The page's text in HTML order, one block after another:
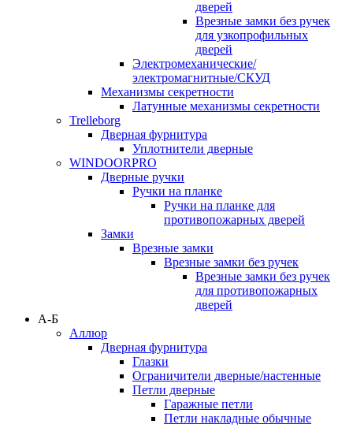
дверей
Врезные замки без ручек
для узкопрофильных
дверей
Электромеханические/
электромагнитные/СКУД
Механизмы секретности
Латунные механизмы секретности
Trelleborg
Дверная фурнитура
Уплотнители дверные
WINDOORPRO
Дверные ручки
Ручки на планке
Ручки на планке для
противопожарных дверей
Замки
Врезные замки
Врезные замки без ручек
Врезные замки без ручек
для противопожарных
дверей
А-Б
Аллюр
Дверная фурнитура
Глазки
Ограничители дверные/настенные
Петли дверные
Гаражные петли
Петли накладные обычные